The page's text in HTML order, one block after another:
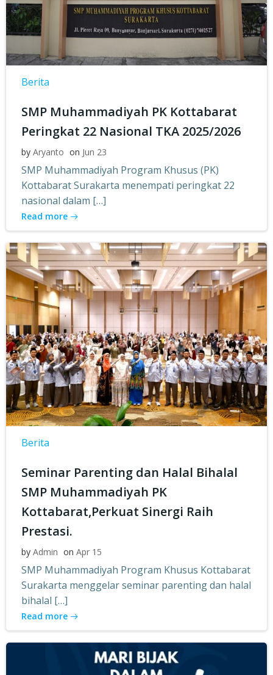
Berita
SMP Muhammadiyah PK Kottabarat
Peringkat 22 Nasional TKA 2025/2026
by Aryanto on Jun 23
SMP Muhammadiyah Program Khusus (PK)
Kottabarat Surakarta menempati peringkat 22
nasional dalam […]
Read more
Berita
Seminar Parenting dan Halal Bihalal
SMP Muhammadiyah PK
Kottabarat,Perkuat Sinergi Raih
Prestasi.
by Admin on Apr 15
SMP Muhammadiyah Program Khusus Kottabarat
Surakarta menggelar seminar parenting dan halal
bihalal […]
Read more